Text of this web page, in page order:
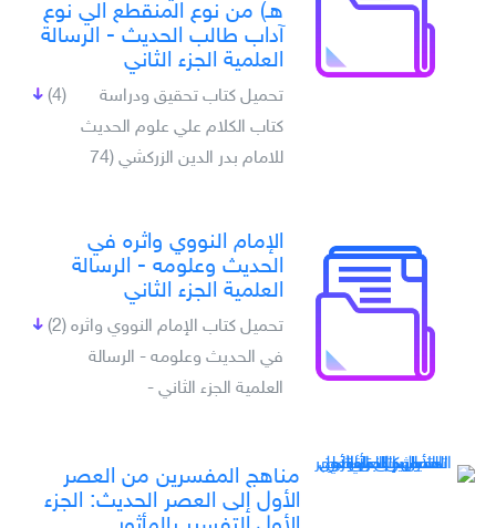
هـ) من نوع المنقطع الي نوع
آداب طالب الحديث - الرسالة
العلمية الجزء الثاني
(4)
تحميل كتاب تحقيق ودراسة
كتاب الكلام علي علوم الحديث
للامام بدر الدين الزركشي (74
الإمام النووي واثره في
الحديث وعلومه - الرسالة
العلمية الجزء الثاني
(2) تحميل كتاب الإمام النووي واثره
في الحديث وعلومه - الرسالة
العلمية الجزء الثاني -
مناهج المفسرين من العصر
الأول إلى العصر الحديث: الجزء